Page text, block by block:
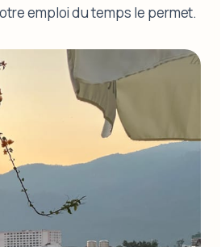
emploi du temps le permet.